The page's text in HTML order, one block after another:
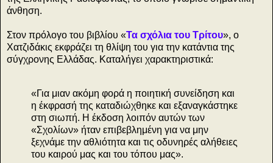
άνθηση.
Στον πρόλογο του βιβλίου «Τα σχόλια του Τρίτου», ο
Χατζιδάκις εκφράζει τη θλίψη του για την κατάντια της
σύγχρονης Ελλάδας. Καταλήγει χαρακτηριστικά:
«Για μιαν ακόμη φορά η ποιητική συνείδηση και
η έκφρασή της καταδιώχθηκε και εξαναγκάστηκε
στη σιωπή. Η έκδοση λοιπόν αυτών των
«Σχολίων» ήταν επιβεβλημένη για να μην
ξεχνάμε την αθλιότητα και τις οδυνηρές αλήθειες
του καιρού μας και του τόπου μας».